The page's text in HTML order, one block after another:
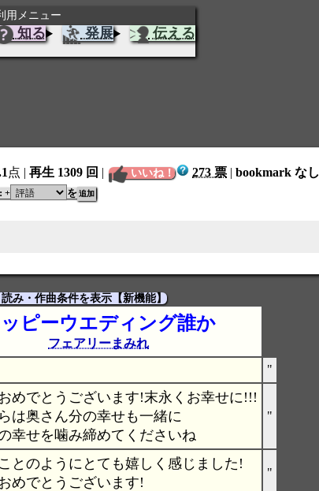
用メニュー
知る 発展 伝える
点 | 再生 1309 回 | いいね！ 273 票 | bookmark なし
+ を
み・作曲条件を表示【新機能】
ピーウエディング誰か
フェアリーまみれ
"
めでとうございます!末永くお幸せに!!!
は奥さん分の幸せも一緒に
幸せを噛み締めてくださいね
"
とのようにとても嬉しく感じました!
めでとうございます!
"